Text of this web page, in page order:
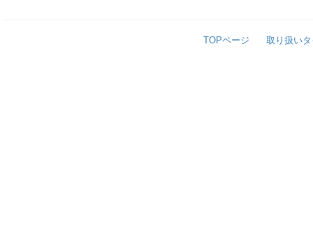
TOPページ 取り扱い